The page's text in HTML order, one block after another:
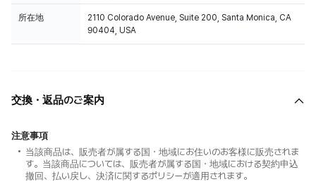
所在地
2110 Colorado Avenue, Suite 200, Santa Monica, CA
90404, USA
交換・返品のご案内
注意事項
当該商品は、販売者が属する国・地域にお住いのお客様に販売されま
す。当該商品については、販売者が属する国・地域における契約申込
撤回、払い戻し、決済に関するポリシーが適用されます。